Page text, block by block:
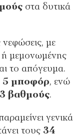
στα δυτικά
νεφώσεις, με
μεμονωμένης
το απόγευμα.
5 μποφόρ, ενώ
βαθμούς.
γενικά
τους 34